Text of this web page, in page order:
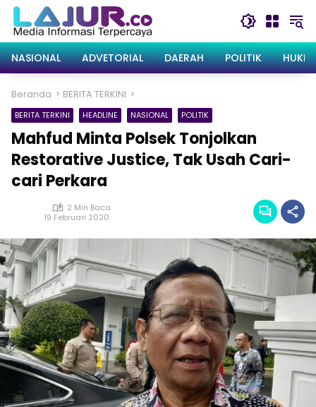
Langsung
konten
NASIONAL
ADVETORIAL DAERAH POLITIK
Beranda BERITA TERKINI
BERITA TERKINI HEADLINE NASIONAL POLITIK
Mahfud Minta Polsek Tonjolkan
Restorative Justice, Tak Usah Cari-
cari Perkara
2 Min Baca
19 Februari 2020